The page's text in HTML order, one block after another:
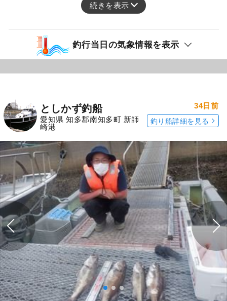
続きを表示
釣行当日の気象情報を表示
としかず釣船
愛知県 知多郡南知多町 新師
崎港
34日前
釣り船詳細を見る